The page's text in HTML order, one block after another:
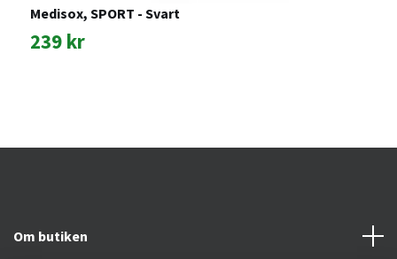
Medisox, SPORT - Svart
239 kr
Om butiken